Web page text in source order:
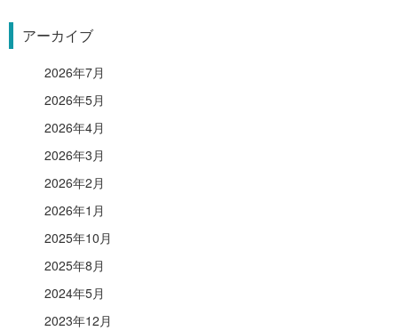
アーカイブ
2026年7月
2026年5月
2026年4月
2026年3月
2026年2月
2026年1月
2025年10月
2025年8月
2024年5月
2023年12月